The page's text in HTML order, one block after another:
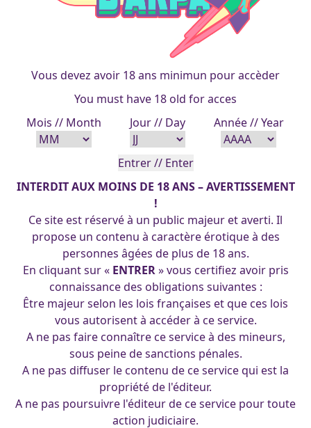
Vous devez avoir 18 ans minimun pour accèder
You must have 18 old for acces
Mois // Month
Jour // Day Année // Year
INTERDIT AUX MOINS DE 18 ANS – AVERTISSEMENT
!
Ce site est réservé à un public majeur et averti. Il
propose un contenu à caractère érotique à des
personnes âgées de plus de 18 ans.
En cliquant sur « ENTRER» vous certifiez avoir pris
connaissance des obligations suivantes :
Être majeur selon les lois françaises et que ces lois
vous autorisent à accéder à ce service.
A ne pas faire connaître ce service à des mineurs,
sous peine de sanctions pénales.
A ne pas diffuser le contenu de ce service qui est la
propriété de l'éditeur.
A ne pas poursuivre l'éditeur de ce service pour toute
action judiciaire.